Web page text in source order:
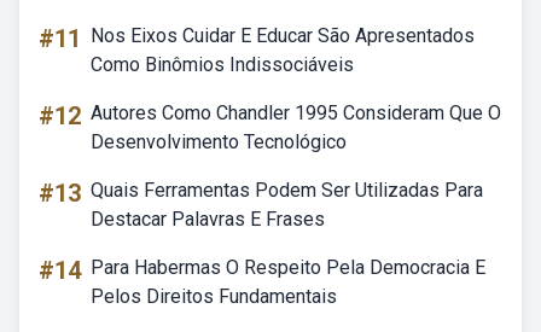
#11
Nos Eixos Cuidar E Educar São Apresentados
Como Binômios Indissociáveis
#12 Autores Como Chandler 1995 Consideram Que O
Desenvolvimento Tecnológico
#13 Quais Ferramentas Podem Ser Utilizadas Para
Destacar Palavras E Frases
#14 Para Habermas O Respeito Pela Democracia E
Pelos Direitos Fundamentais